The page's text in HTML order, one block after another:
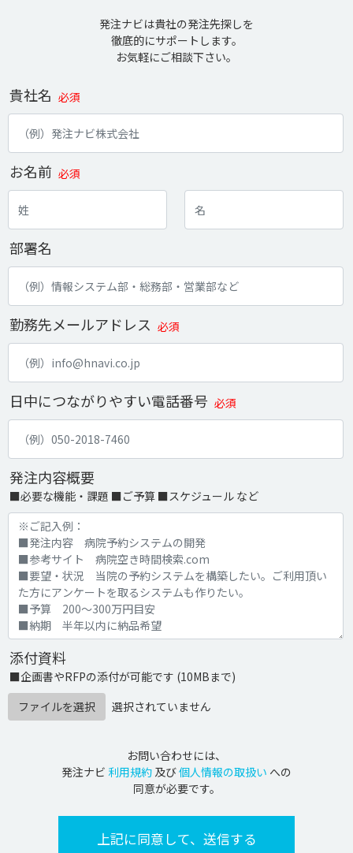
発注ナビは貴社の発注先探しを
徹底的にサポートします。
お気軽にご相談下さい。
貴社名 必須
お名前 必須
部署名
勤務先メールアドレス 必須
日中につながりやすい電話番号 必須
発注内容概要
■必要な機能・課題 ■ご予算 ■スケジュール など
添付資料
■企画書やRFPの添付が可能です (10MBまで)
ファイルを選択
選択されていません
お問い合わせには、
発注ナビ 利用規約 及び個人情報の取扱い への
同意が必要です。